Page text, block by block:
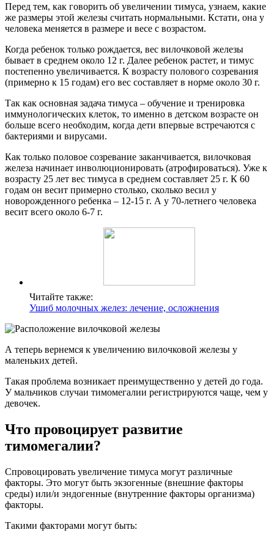
Перед тем, как говорить об увеличении тимуса, узнаем, какие
же размеры этой железы считать нормальными. Кстати, она у
человека меняется в размере и весе с возрастом.
Когда ребенок только рождается, вес вилочковой железы
бывает в среднем около 12 г. Далее ребенок растет, и тимус
постепенно увеличивается. К возрасту полового созревания
(примерно к 15 годам) его вес составляет в норме около 30 г.
Так как основная задача тимуса – обучение и тренировка
иммунологических клеток, то именно в детском возрасте он
больше всего необходим, когда дети впервые встречаются с
бактериями и вирусами.
Как только половое созревание заканчивается, вилочковая
железа начинает инволюционировать (атрофироваться). Уже к
возрасту 25 лет вес тимуса в среднем составляет 25 г. К 60
годам он весит примерно столько, сколько весил у
новорожденного ребенка – 12-15 г. А у 70-летнего человека
весит всего около 6-7 г.
Читайте также:
Ушиб молочных желез: лечение, осложнения
А теперь вернемся к увеличению вилочковой железы у
маленьких детей.
Такая проблема возникает преимущественно у детей до года.
У мальчиков случаи тимомегалии регистрируются чаще, чем у
девочек.
Что провоцирует развитие
тимомегалии?
Спровоцировать увеличение тимуса могут различные
факторы. Это могут быть экзогенные (внешние факторы
среды) или/и эндогенные (внутренние факторы организма)
факторы.
Такими факторами могут быть: